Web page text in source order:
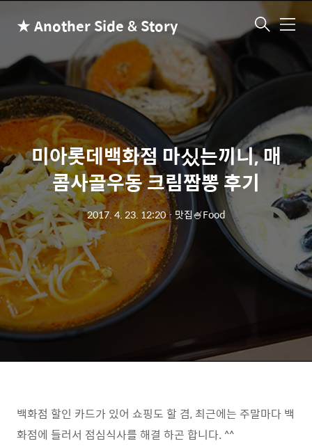
★ Another Side & Story 메
미아롯데백화점 마싰는끼니, 매
콤사골우동 크림짬뽕 후기
2017. 4. 23. 12:20ㆍ맛집🍧Food
백화점 할인 카드가 있어 쇼핑도 할 겸, 최근에는 주말마다 백
화점에 들러서 점심식사를 해결 하곤 합니다. ^^